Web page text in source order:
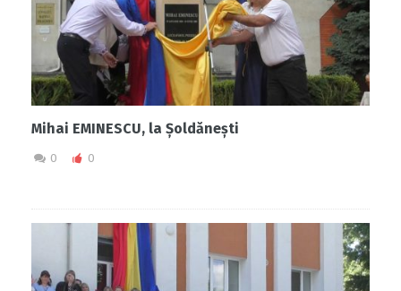
Mihai EMINESCU, la Șoldănești
0 0